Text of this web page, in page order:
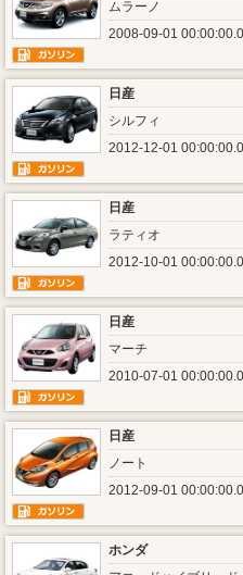
ムラーノ
2008-09-01
日産
シルフィ
2012-12-01
日産
ラティオ
2012-10-01
日産
マーチ
2010-07-01
日産
ノート
2012-09-01
ホンダ